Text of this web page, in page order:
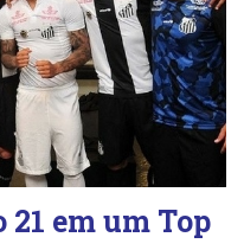
21 em um Top